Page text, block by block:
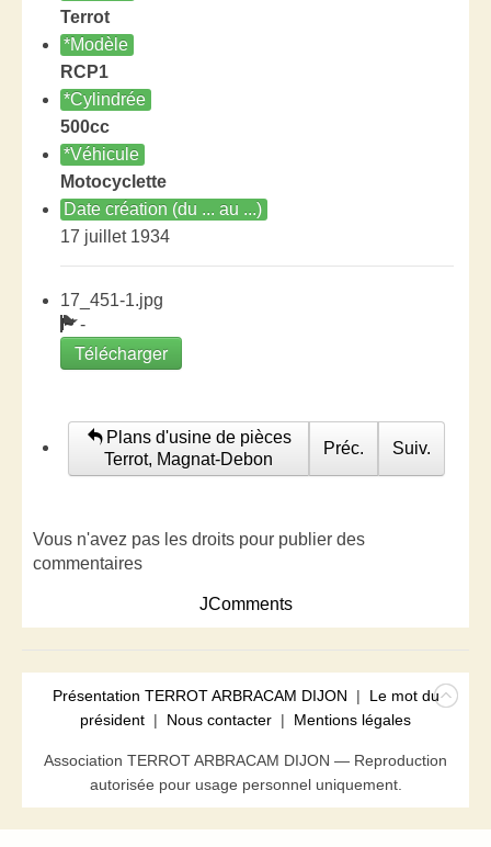
Terrot
*Modèle
RCP1
*Cylindrée
500cc
*Véhicule
Motocyclette
Date création (du ... au ...)
17 juillet 1934
17_451-1.jpg
-
Télécharger
Plans d'usine de pièces
Terrot, Magnat-Debon
Préc. Suiv.
Vous n'avez pas les droits pour publier des
commentaires
JComments
Présentation TERROT ARBRACAM DIJON | Le mot du
président | Nous contacter | Mentions légales
Association TERROT ARBRACAM DIJON — Reproduction
autorisée pour usage personnel uniquement.